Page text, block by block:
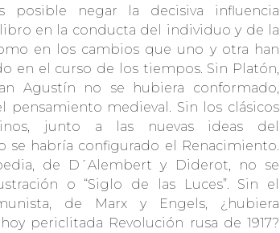
posible negar la decisiva influencia
en la conducta del individuo y de la
en los cambios que uno y otra han
en el curso de los tiempos. Sin Platón,
Agustín no se hubiera conformado,
pensamiento medieval. Sin los clásicos
junto a las nuevas ideas del
se habría configurado el Renacimiento.
de D´Alembert y Diderot, no se
o “Siglo de las Luces”. Sin el
de Marx y Engels, ¿hubiera
periclitada Revolución rusa de 1917?